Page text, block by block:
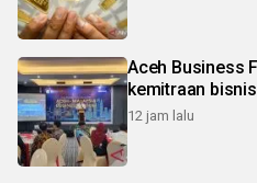
Aceh Business
kemitraan
12 jam lalu